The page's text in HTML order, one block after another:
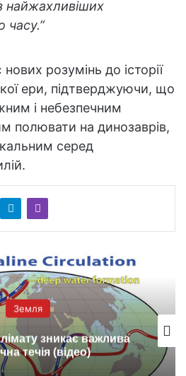
найжахливіших
часу.”
розумінь до історії
ери, підтверджуючи, що
і небезпечним
полювати на динозаврів,
серед
Земля
зникає важлива
течія (відео)